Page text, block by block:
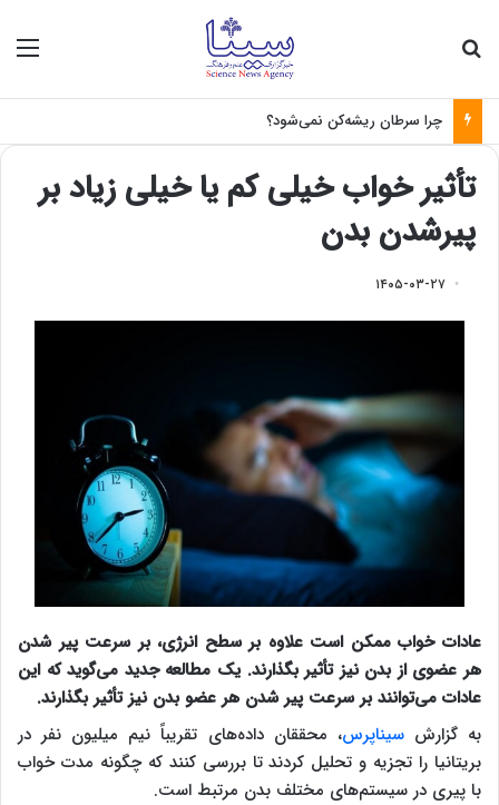
چرا سرطان ریشه‌کن نمی‌شود؟
تأثیر خواب خیلی کم یا خیلی زیاد بر
پیرشدن بدن
۱۴۰۵-۰۳-۲۷
عادات خواب ممکن است علاوه بر سطح انرژی، بر سرعت پیر شدن
هر عضوی از بدن نیز تأثیر بگذارند. یک مطالعه جدید می‌گوید که این
عادات می‌توانند بر سرعت پیر شدن هر عضو بدن نیز تأثیر بگذارند.
به گزارشسیناپرس، محققان داده‌های تقریباً نیم میلیون نفر در
بریتانیا را تجزیه و تحلیل کردند تا بررسی کنند که چگونه مدت خواب
با پیری در سیستم‌های مختلف بدن مرتبط است.